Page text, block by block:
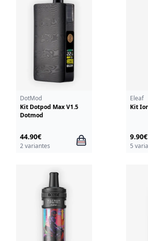
DotMod
Kit Dotpod Max V1.5
Dotmod
44.90€
2 variantes
Eleaf
Kit
9.90€
5